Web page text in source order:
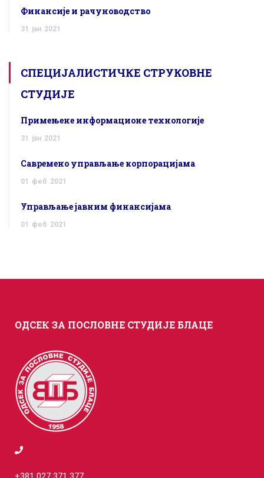
Финансије и рачуноводство
31 јан 2021
СПЕЦИЈАЛИСТИЧКЕ СТРУКОВНЕ
СТУДИЈЕ
Примењене информационе технологије
31 јан 2021
Савремено управљање корпорацијама
01 феб 2021
Управљање јавним финансијама
01 феб 2021
ОДСЕК ЗА ПОСЛОВНЕ СТУДИЈЕ БЛАЦЕ